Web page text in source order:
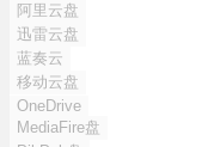
阿里云盘
迅雷云盘
蓝奏云
移动云盘
OneDrive
MediaFire盘